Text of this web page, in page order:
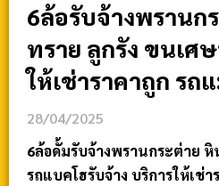
6ล้อรับจ้างพรานก
ทราย ลูกรัง ขนเศ
ให้เช่าราคาถูก รถ
28/04/2025
6ล้อดั้มรับจ้างพรานกระต่าย หิ
รถแบคโฮรับจ้าง บริการให้เช่